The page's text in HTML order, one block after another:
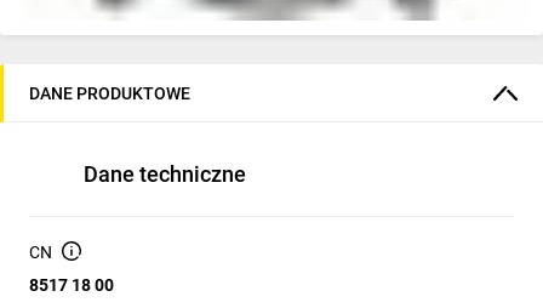
DANE PRODUKTOWE
Dane techniczne
CN
8517 18 00